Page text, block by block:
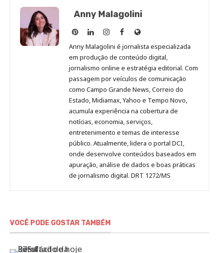
Anny Malagolini
Anny
Malagolini
no
Pinterest
Anny
Malagolini
no
LinkedIn
Anny
Malagolini
no
Instagram
Anny
Malagolini
no
Facebook
Site
de
Anny
Malagolini
Anny Malagolini é jornalista especializada
em produção de conteúdo digital,
jornalismo online e estratégia editorial. Com
passagem por veículos de comunicação
como Campo Grande News, Correio do
Estado, Midiamax, Yahoo e Tempo Novo,
acumula experiência na cobertura de
notícias, economia, serviços,
entretenimento e temas de interesse
público. Atualmente, lidera o portal DCI,
onde desenvolve conteúdos baseados em
apuração, análise de dados e boas práticas
de jornalismo digital. DRT 1272/MS
VOCÊ PODE GOSTAR TAMBÉM